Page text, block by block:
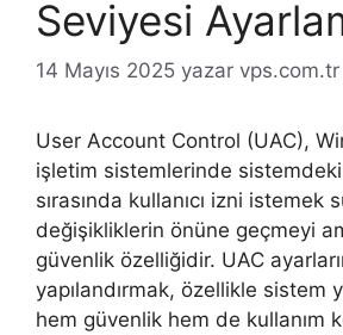
Seviyesi
14 Mayıs 2025 yazar
User Account Control (UAC),
işletim sistemlerinde
sırasında kullanıcı izni istemek
değişikliklerin önüne geçmeyi
güvenlik özelliğidir. UAC
yapılandırmak, özellikle sistem
hem güvenlik hem de kullanım